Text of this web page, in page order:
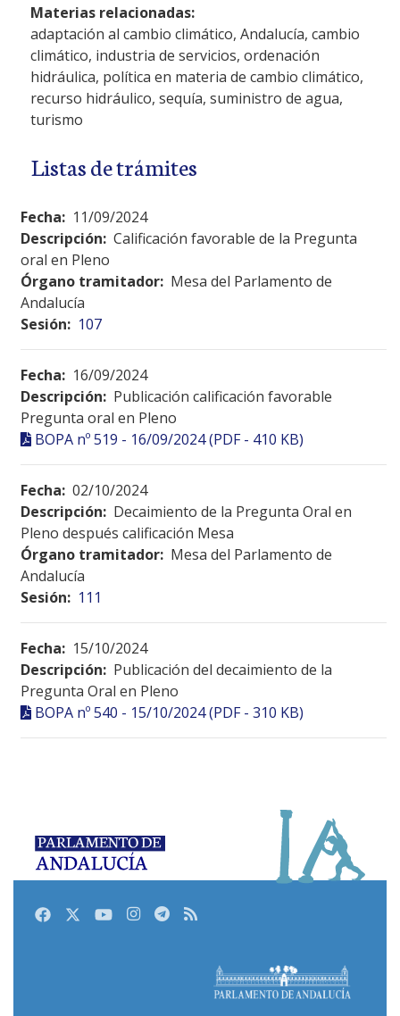
Materias relacionadas:
adaptación al cambio climático, Andalucía, cambio
climático, industria de servicios, ordenación
hidráulica, política en materia de cambio climático,
recurso hidráulico, sequía, suministro de agua,
turismo
Listas de trámites
Fecha: 11/09/2024
Descripción: Calificación favorable de la Pregunta
oral en Pleno
Órgano tramitador: Mesa del Parlamento de
Andalucía
Sesión: 107
Fecha: 16/09/2024
Descripción: Publicación calificación favorable
Pregunta oral en Pleno
BOPA nº 519 - 16/09/2024 (PDF - 410 KB)
Fecha: 02/10/2024
Descripción: Decaimiento de la Pregunta Oral en
Pleno después calificación Mesa
Órgano tramitador: Mesa del Parlamento de
Andalucía
Sesión: 111
Fecha: 15/10/2024
Descripción: Publicación del decaimiento de la
Pregunta Oral en Pleno
BOPA nº 540 - 15/10/2024 (PDF - 310 KB)
FacebookTwitterYoutubeInstagram
Telegram
RSS